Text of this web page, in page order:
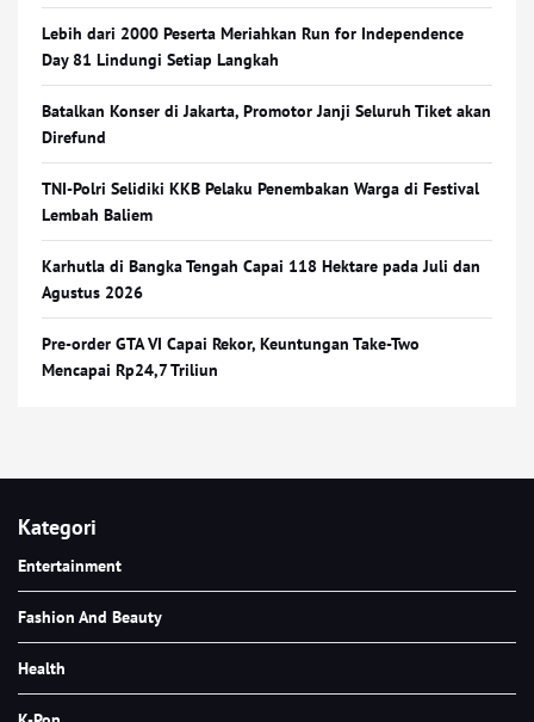
Lebih dari 2000 Peserta Meriahkan Run for Independence
Day 81 Lindungi Setiap Langkah
Batalkan Konser di Jakarta, Promotor Janji Seluruh Tiket akan
Direfund
TNI-Polri Selidiki KKB Pelaku Penembakan Warga di Festival
Lembah Baliem
Karhutla di Bangka Tengah Capai 118 Hektare pada Juli dan
Agustus 2026
Pre-order GTA VI Capai Rekor, Keuntungan Take-Two
Mencapai Rp24,7 Triliun
Kategori
Entertainment
Fashion And Beauty
Health